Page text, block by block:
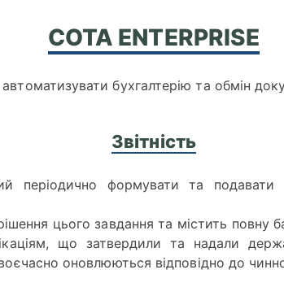
СОТА ENTERPRISE
бухгалтерію та обмін
Звітність
періодично формувати та
цього завдання та містить повну
що затвердили та надали
оновлюються відповідно до